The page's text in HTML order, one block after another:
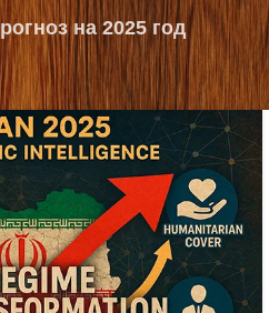
на 2025 год